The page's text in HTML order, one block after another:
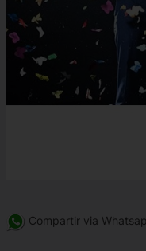
Compartir via